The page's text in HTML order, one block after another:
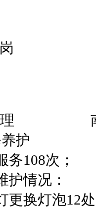
园区违
秩
南门协
护
务108次；
护情况：
更换灯泡12